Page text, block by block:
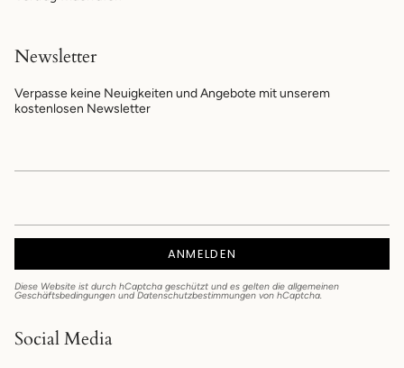
Newsletter
Verpasse keine Neuigkeiten und Angebote mit unserem
kostenlosen Newsletter
ANMELDEN
Diese Website ist durch hCaptcha geschützt und es gelten die allgemeinen
Geschäftsbedingungen und Datenschutzbestimmungen von hCaptcha.
Social Media